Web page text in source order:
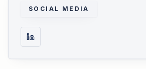
SOCIAL MEDIA